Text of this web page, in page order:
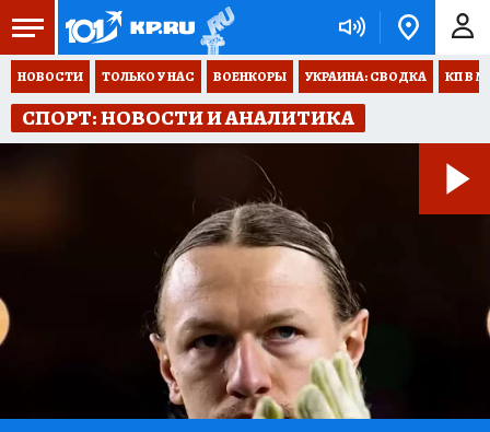
НОВОСТИ ТОЛЬКО У НАС ВОЕНКОРЫ УКРАИНА: СВОДКА КП В
СПОРТ: НОВОСТИ И АНАЛИТИКА